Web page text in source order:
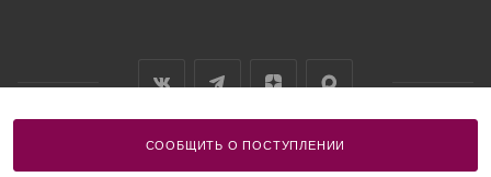
СООБЩИТЬ О ПОСТУПЛЕНИИ